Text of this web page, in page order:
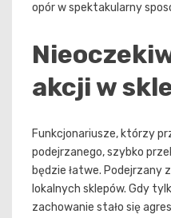
opór w spektakularny
akcji w
Funkcjonariusze, którzy
podejrzanego, szybko
będzie łatwe. Podejrzany
lokalnych sklepów. Gdy
zachowanie stało się